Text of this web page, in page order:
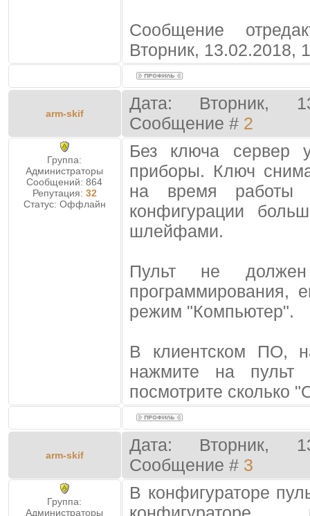
Сообщение
Вторник, 13.02.2018,
arm-skif
Дата: Вторник,
Сообщение # 2
Группа:
Администраторы
Сообщений:864
Репутация: 32
Статус: Оффлайн
Без ключа сервер
приборы. Ключ
на время работы
конфигурации
шлейфами.
Пульт не
программирования,
режим "Компьютер".
В клиентском ПО,
нажмите на
посмотрите сколько
arm-skif
Дата: Вторник,
Сообщение # 3
Группа:
Администраторы
В конфигураторе